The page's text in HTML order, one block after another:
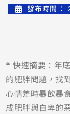
發布時間：
❝ 快速摘要：年
的肥胖問題，找
心情差時暴飲暴
成肥胖與自卑的